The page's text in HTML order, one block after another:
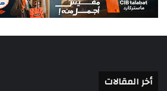
أخر المقالات